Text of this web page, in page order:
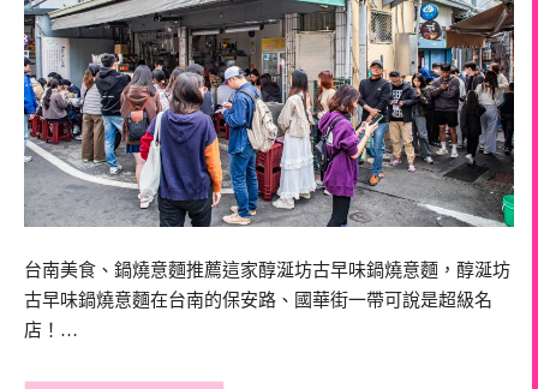
台南美食、鍋燒意麵推薦這家醇涎坊古早味鍋燒意麵，醇涎坊
古早味鍋燒意麵在台南的保安路、國華街一帶可說是超級名
店！…